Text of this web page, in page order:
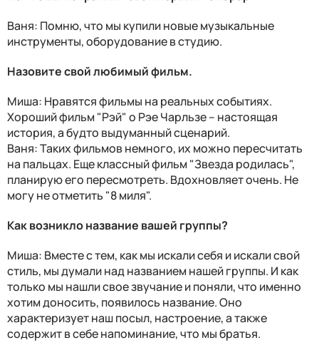
Ваня: Помню, что мы купили новые музыкальные
инструменты, оборудование в студию.
Назовите свой любимый фильм.
Миша: Нравятся фильмы на реальных событиях.
Хороший фильм "Рэй" о Рэе Чарльзе – настоящая
история, а будто выдуманный сценарий.
Ваня: Таких фильмов немного, их можно пересчитать
на пальцах. Еще классный фильм "Звезда родилась",
планирую его пересмотреть. Вдохновляет очень. Не
могу не отметить "8 миля".
Как возникло название вашей группы?
Миша: Вместе с тем, как мы искали себя и искали свой
стиль, мы думали над названием нашей группы. И как
только мы нашли свое звучание и поняли, что именно
хотим доносить, появилось название. Оно
характеризует наш посыл, настроение, а также
содержит в себе напоминание, что мы братья.